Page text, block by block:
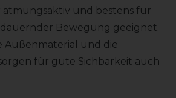
atmungsaktiv und bestens für
Bewegung geeignet.
Außenmaterial und die
für gute Sichbarkeit auch